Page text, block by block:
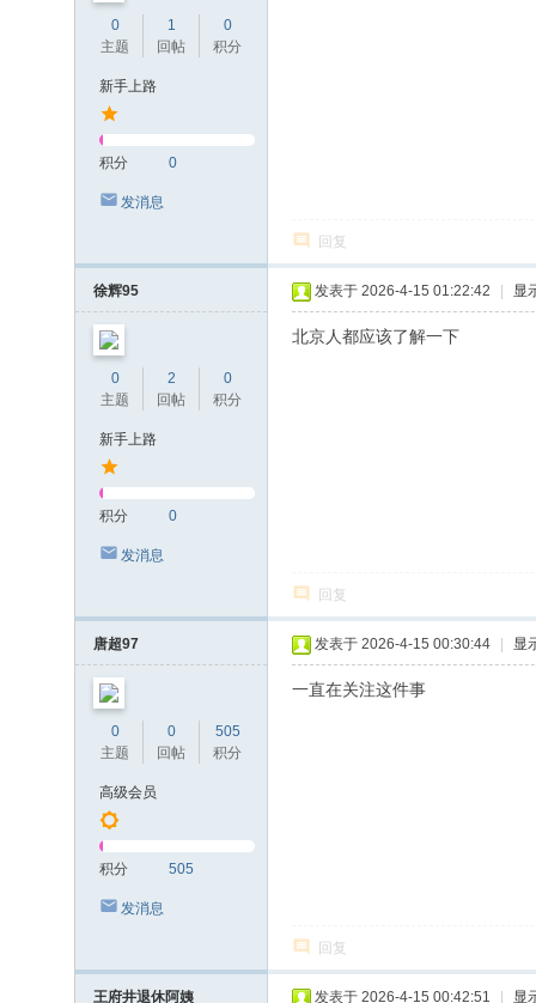
0
主题
1
回帖
0
积分
新手上路
积分 0
发消息
回复
徐辉95
0
主题
2
回帖
0
积分
新手上路
积分 0
发消息
发表于 2026-4-15 01:22:42 显
北京人都应该了解一下
回复
唐超97
0
主题
0
回帖
505
积分
高级会员
积分 505
发消息
发表于 2026-4-15 00:30:44 显
一直在关注这件事
回复
王府井退休阿姨 发表于 2026-4-15 00:42:51 显